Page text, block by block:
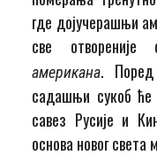
где дојучерашњи
све
американа. Поред
садашњи сукоб ће
савез Русије и
основа новог